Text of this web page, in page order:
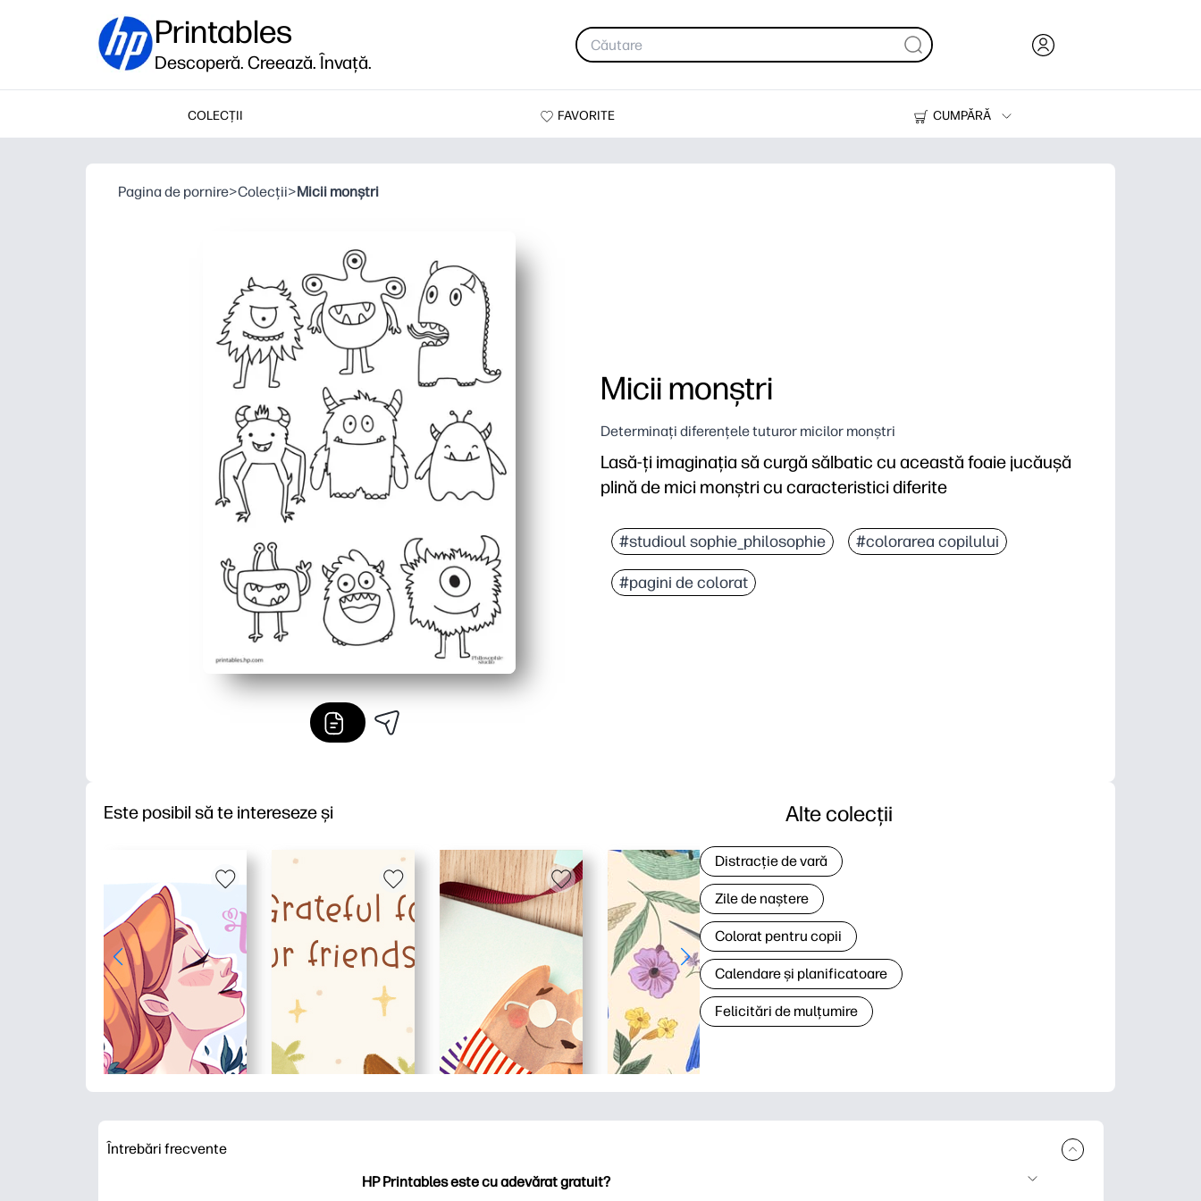
Printables
Descoperă. Creează. Învață.
COLECȚII FAVORITE
CUMPĂRĂ
Imprimante
Pagina de pornire>Colecții>Micii monștri
Micii monștri
Determinați diferențele tuturor micilor monștri
Lasă-ți imaginația să curgă sălbatic cu această foaie jucăușă
plină de mici monștri cu caracteristici diferite
#studioul sophie_philosophie #colorarea copilului
#pagini de colorat
Este posibil să te intereseze și Alte colecții
Distracție de vară
Zile de naștere
Colorat pentru copii
Calendare și planificatoare
Felicitări de mulțumire
Întrebări frecvente
HP Printables este cu adevărat gratuit?